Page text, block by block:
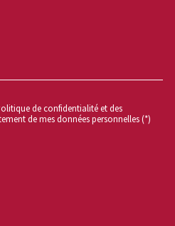
de confidentialité et des
de mes données personnelles (*)